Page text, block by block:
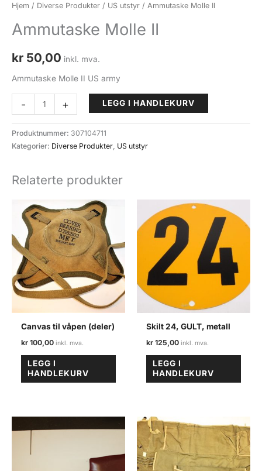
Hjem / Diverse Produkter / US utstyr / Ammutaske Molle II
Ammutaske Molle II
kr 50,00 inkl. mva.
Ammutaske Molle II US army
-
Ammutaske
Molle
II
antall
+ LEGG I HANDLEKURV
Produktnummer: 307104711
Kategorier: Diverse Produkter, US utstyr
Relaterte produkter
Canvas til våpen (deler)
kr 100,00
LEGG I
HANDLEKURV
Skilt 24, GULT, metall
kr 125,00
LEGG I
HANDLEKURV